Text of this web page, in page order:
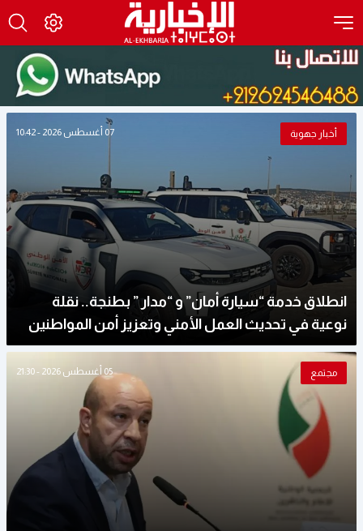
أخبار جهوية 07 أغسطس 2026 - 10:42
انطلاق خدمة “سيارة أمان” و “مدار ” بطنجة.. نقلة
نوعية في تحديث العمل الأمني وتعزيز أمن المواطنين
مجتمع 05 أغسطس 2026 - 21:30